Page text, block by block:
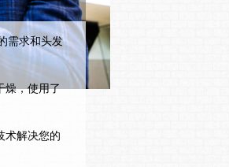
需求和头发
燥，使用了
术解决您的